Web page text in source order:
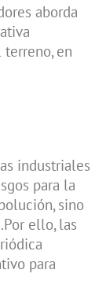
aborda
en
industriales
para la
sino
ello, las
para